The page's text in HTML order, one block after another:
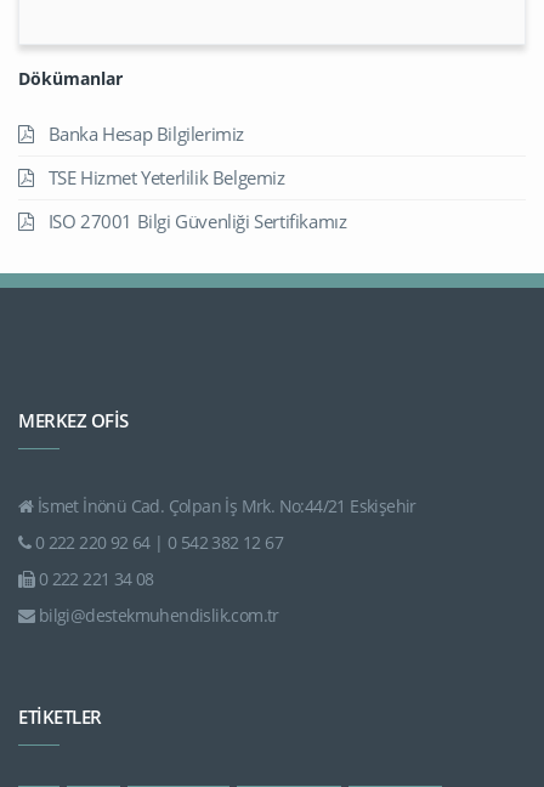
Dökümanlar
Banka Hesap Bilgilerimiz
TSE Hizmet Yeterlilik Belgemiz
ISO 27001 Bilgi Güvenliği Sertifikamız
MERKEZ OFİS
İsmet İnönü Cad. Çolpan İş Mrk. No:44/21 Eskişehir
0 222 220 92 64 | 0 542 382 12 67
0 222 221 34 08
bilgi@destekmuhendislik.com.tr
ETİKETLER